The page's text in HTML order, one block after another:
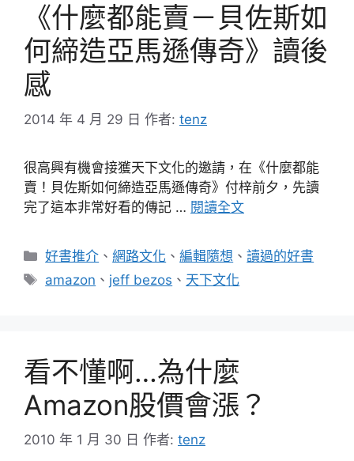
《什麼都能賣－貝佐斯如
何締造亞馬遜傳奇》讀後
感
2014 年 4 月 29 日 作者: tenz
很高興有機會接獲天下文化的邀請，在《什麼都能
賣！貝佐斯如何締造亞馬遜傳奇》付梓前夕，先讀
完了這本非常好看的傳記 … 閱讀全文
分
好書推介 、網路文化 、編輯隨想 、讀過的好書
標
amazon 、 jeff bezos 、 天下文化
看不懂啊…為什麼
Amazon股價會漲？
2010 年 1 月 30 日 作者: tenz